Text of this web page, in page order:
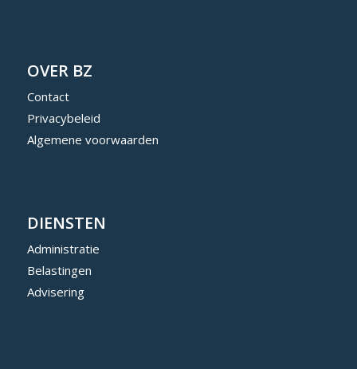
OVER BZ
Contact
Privacybeleid
Algemene voorwaarden
DIENSTEN
Administratie
Belastingen
Advisering